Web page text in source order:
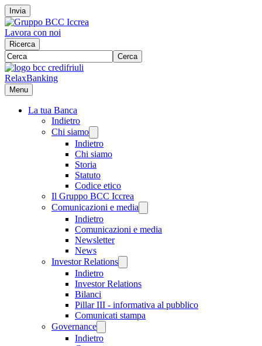
Invia
Lavora con noi
Ricerca
Cerca
RelaxBanking
Menu
La tua Banca
Indietro
Chi siamo
Indietro
Chi siamo
Storia
Statuto
Codice etico
Il Gruppo BCC Iccrea
Comunicazioni e media
Indietro
Comunicazioni e media
Newsletter
News
Investor Relations
Indietro
Investor Relations
Bilanci
Pillar III - informativa al pubblico
Comunicati stampa
Governance
Indietro